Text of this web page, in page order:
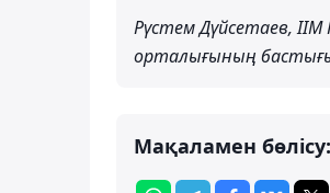
Рүстем Дүйсетаев,
орталығының
Мақаламен бөлісу: